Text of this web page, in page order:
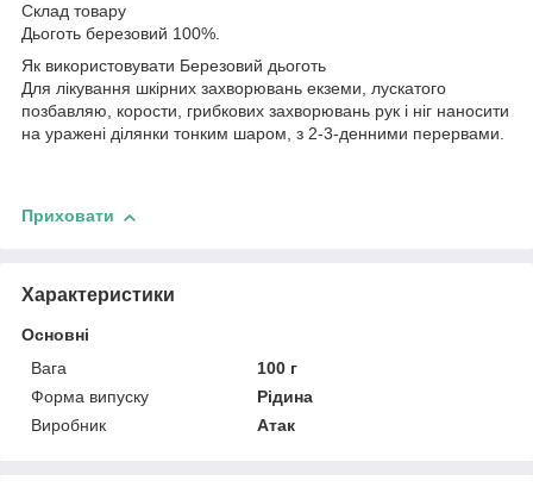
Склад товару
Дьоготь березовий 100%.
Як використовувати Березовий дьоготь
Для лікування шкірних захворювань екземи, лускатого
позбавляю, корости, грибкових захворювань рук і ніг наносити
на уражені ділянки тонким шаром, з 2-3-денними перервами.
Приховати
Характеристики
Основні
Вага
100 г
Форма випуску
Рідина
Виробник
Атак